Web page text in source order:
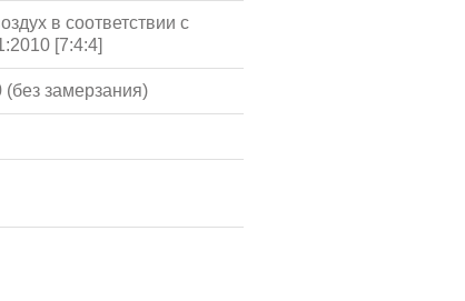
в соответствии с
[7:4:4]
замерзания)